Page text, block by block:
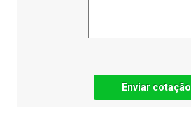
Enviar cotação